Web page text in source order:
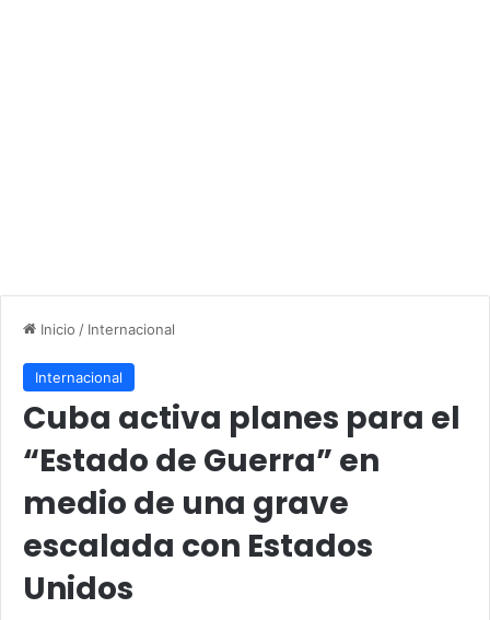
Inicio / Internacional
Internacional
Cuba activa planes para el
“Estado de Guerra” en
medio de una grave
escalada con Estados
Unidos